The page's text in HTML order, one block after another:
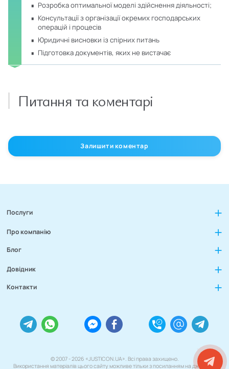
розробка оптимальної моделі здійснення діяльності;
консультації з організації окремих господарських
операцій і процесів
юридичні висновки із спірних питань
підготовка документів, яких не вистачає
Питання та коментарі
Залишити коментар
Послуги
Про компанію
Блог
Довідник
Контакти
© 2007 - 2026 «JUSTICON.UA». Всі права захищено.
Використання матеріалів цього сайту можливе тільки з посиланням на джерело.